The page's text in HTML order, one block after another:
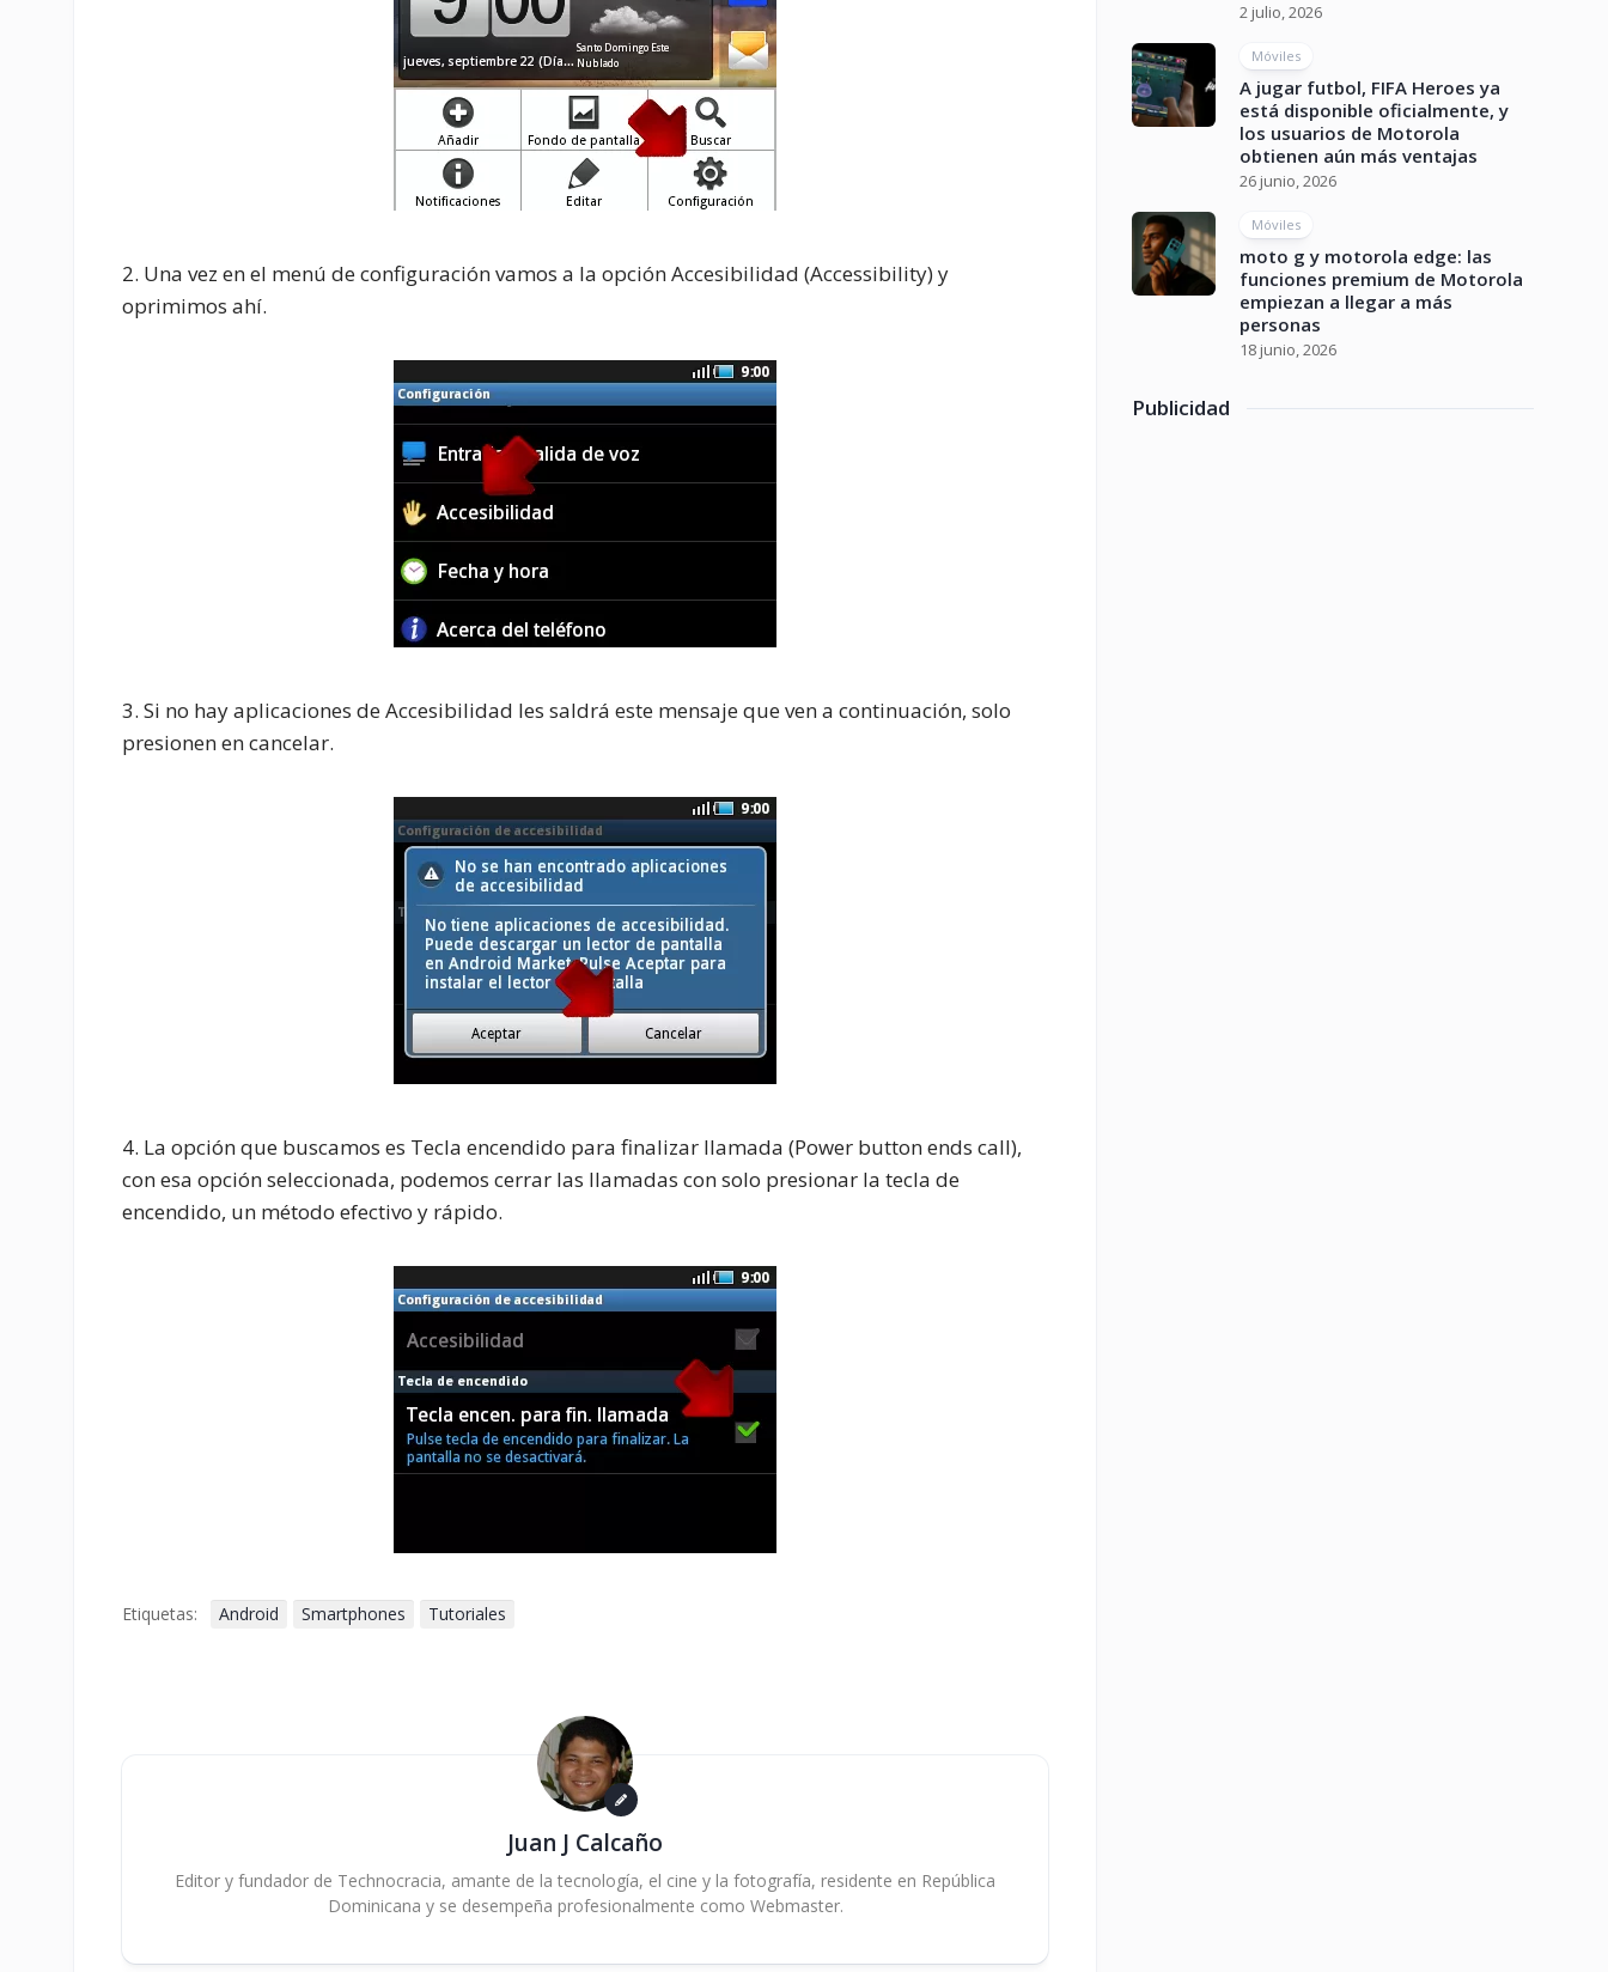
2. Una vez en el menú de configuración vamos a la opción Accesibilidad (Accessibility) y
oprimimos ahí.
3. Si no hay aplicaciones de Accesibilidad les saldrá este mensaje que ven a continuación, solo
presionen en cancelar.
4. La opción que buscamos es Tecla encendido para finalizar llamada (Power button ends call),
con esa opción seleccionada, podemos cerrar las llamadas con solo presionar la tecla de
encendido, un método efectivo y rápido.
Etiquetas: Android Smartphones Tutoriales
Juan J Calcaño
Editor y fundador de Technocracia, amante de la tecnología, el cine y la fotografía, residente en República
Dominicana y se desempeña profesionalmente como Webmaster.
2 julio, 2026
Móviles
A jugar futbol, FIFA Heroes ya
está disponible oficialmente, y
los usuarios de Motorola
obtienen aún más ventajas
26 junio, 2026
Móviles
moto g y motorola edge: las
funciones premium de Motorola
empiezan a llegar a más
personas
18 junio, 2026
Publicidad